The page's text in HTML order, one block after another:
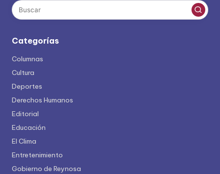
Categorías
Columnas
Cultura
Deportes
Derechos Humanos
Editorial
Educación
El Clima
Entretenimiento
Gobierno de Reynosa